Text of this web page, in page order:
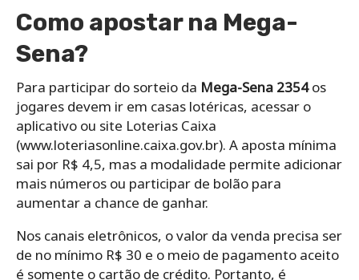
Como apostar na Mega-
Sena?
Para participar do sorteio da Mega-Sena 2354os
jogares devem ir em casas lotéricas, acessar o
aplicativo ou site Loterias Caixa
(www.loteriasonline.caixa.gov.br). A aposta mínima
sai por R$ 4,5, mas a modalidade permite adicionar
mais números ou participar de bolão para
aumentar a chance de ganhar.
Nos canais eletrônicos, o valor da venda precisa ser
de no mínimo R$ 30 e o meio de pagamento aceito
é somente o cartão de crédito. Portanto, é